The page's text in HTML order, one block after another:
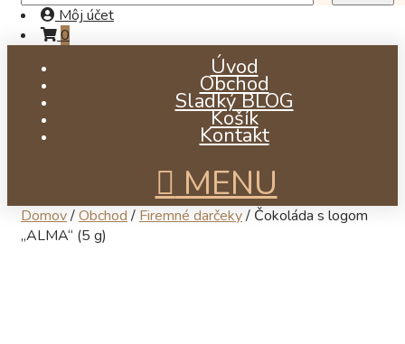
Môj účet
0
Úvod
Obchod
Sladký BLOG
Košík
Kontakt
MENU
Domov/Obchod / Firemné darčeky/ Čokoláda s logom
„ALMA“ (5 g)